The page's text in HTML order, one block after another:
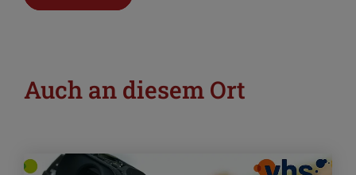
Auch an diesem Ort